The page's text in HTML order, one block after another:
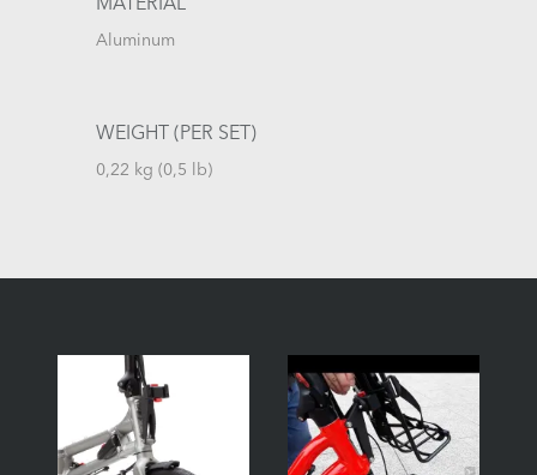
MATERIAL
Aluminum
WEIGHT (PER SET)
0,22 kg (0,5 lb)